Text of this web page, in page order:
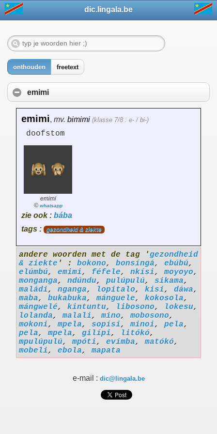
dic.lingala.be
onthouden freetext
emimi
emimi, mv. bimimi (klasse 7/8 : e- / bi-)
doofstom
emimi
© whatsapp
zie ook : bába
tags :
gezondheid & ziekte
andere woorden met de tag 'gezondheid
& ziekte ' : bokono, bonsíngá, ebúbú,
elúmbú, emimi, féfele, nkísi,moyoyo,
monganga, ndúndu, pulúpulú, sikama,
maládi, nganga, lopitalo, kisi, dáwa,
maba, bukabuka,mánguele, kokosola,
mángwelé, kintuntu, libosono, lokesu,
lolanda,malali,mino,mobosono,
mokoni,mpela, sopísi,minoi, pela,
pela,mpela, gilípi, litókó,
mpulúpulú,mpóti, evímba,matókó,
mobeli, ebola,mapata
e-mail : dic@lingala.be